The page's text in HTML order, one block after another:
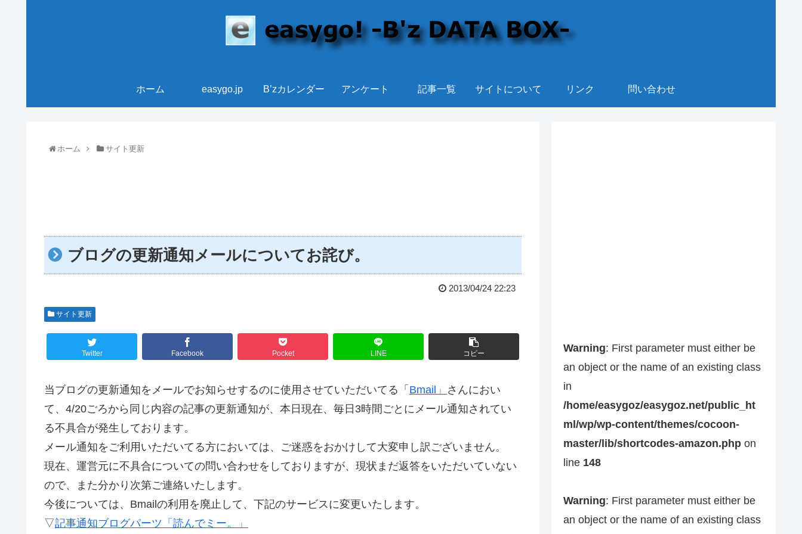
ホーム easygo.jp B’zカレンダー アンケート 記事一覧 サイトについて リンク 問い合わせ
ホーム サイト更新
ブログの更新通知メールについてお詫び。
2013/04/24 22:23
サイト更新
Twitter Facebook Pocket LINE コピー
当ブログの更新通知をメールでお知らせするのに使用させていただいてる「 Bmail」 さんにおい
て、4/20ごろから同じ内容の記事の更新通知が、本日現在、毎日3時間ごとにメール通知されてい
る不具合が発生しております。
メール通知をご利用いただいてる方においては、ご迷惑をおかけして大変申し訳ございません。
現在、運営元に不具合についての問い合わせをしておりますが、現状まだ返答をいただいていない
ので、また分かり次第ご連絡いたします。
今後については、Bmailの利用を廃止して、下記のサービスに変更いたします。
▽記事通知ブログパーツ「読んでミー。」
Warning: First parameter must either be
an object or the name of an existing class
in
/home/easygoz/easygoz.net/public_ht
ml/wp/wp-content/themes/cocoon-
master/lib/shortcodes-amazon.php on
line 148
Warning: First parameter must either be
an object or the name of an existing class